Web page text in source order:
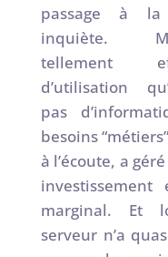
passage à la
inquiète.
tellement
d’utilisation
pas
besoins
à l’écoute, a
marginal. Et
serveur n’a